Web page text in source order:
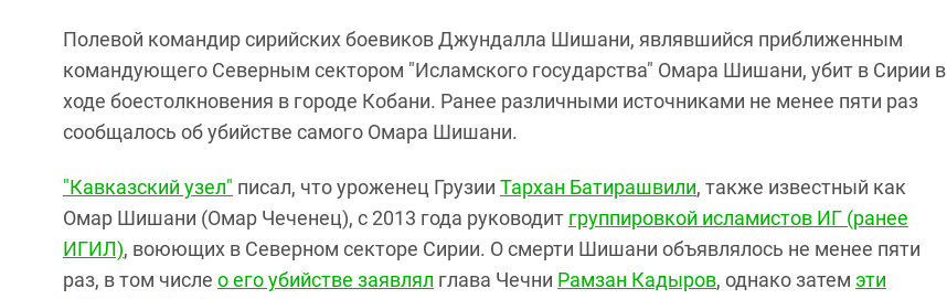
Полевой командир сирийских боевиков Джундалла Шишани, являвшийся приближенным
командующего Северным сектором "Исламского государства" Омара Шишани, убит в Сирии в
ходе боестолкновения в городе Кобани. Ранее различными источниками не менее пяти раз
сообщалось об убийстве самого Омара Шишани.
"Кавказский узел" писал, что уроженец Грузии Тархан Батирашвили, также известный как
Омар Шишани (Омар Чеченец), с 2013 года руководит группировкой исламистов ИГ (ранее
ИГИЛ), воюющих в Северном секторе Сирии. О смерти Шишани объявлялось не менее пяти
раз, в том числе о его убийстве заявлял глава Чечни Рамзан Кадыров, однако затем эти